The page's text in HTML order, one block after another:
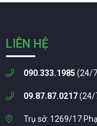
LIÊN HỆ
090.333.1985 (24/
09.87.87.0217(24/
Trụ sở: 1269/17